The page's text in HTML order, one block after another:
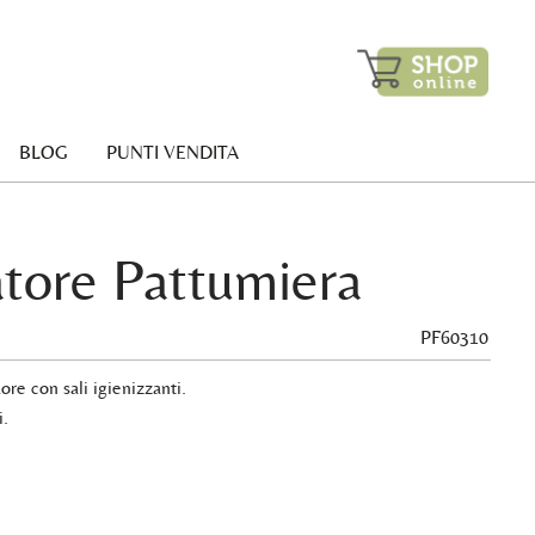
BLOG PUNTI VENDITA
Pattumiera
PF60310
con sali igienizzanti.